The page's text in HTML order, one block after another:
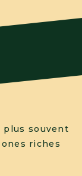
plus souvent
riches